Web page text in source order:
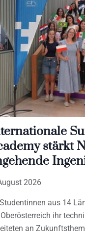
stärkt
2026
aus 14
ihr
an